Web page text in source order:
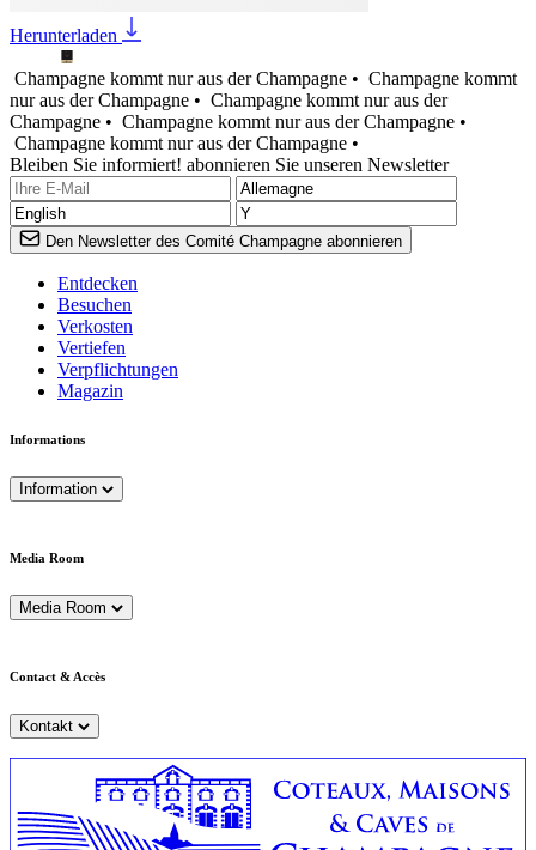
Herunterladen
Champagne kommt nur aus der Champagne • Champagne kommt
nur aus der Champagne • Champagne kommt nur aus der
Champagne • Champagne kommt nur aus der Champagne •
Champagne kommt nur aus der Champagne •
Bleiben Sie informiert! abonnieren Sie unseren Newsletter
Den Newsletter des Comité Champagne abonnieren
Entdecken
Besuchen
Verkosten
Vertiefen
Verpflichtungen
Magazin
Informations
Information
Media Room
Media Room
Contact & Accès
Kontakt